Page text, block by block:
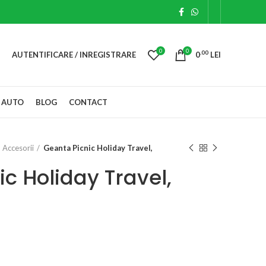
AUTENTIFICARE / INREGISTRARE 0 0 0.00 LEI
AUTO BLOG CONTACT
Accesorii Geanta Picnic Holiday Travel,
Holiday Travel,